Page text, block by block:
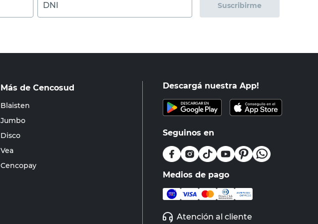
DNI Suscribirme
Más de Cencosud
Blaisten
Jumbo
Disco
Vea
Cencopay
Descargá nuestra App!
Seguinos en
Medios de pago
Atención al cliente